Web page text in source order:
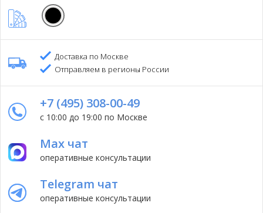
Доставка по Москве
Отправляем в регионы России
+7 (495) 308-00-49
с 10:00 до 19:00 по Москве
Max чат
оперативные консультации
Telegram чат
оперативные консультации